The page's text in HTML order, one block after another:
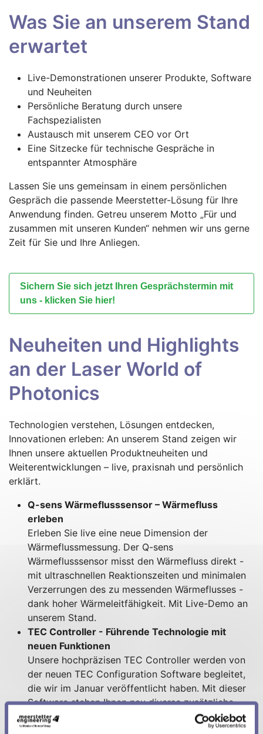
Was Sie an unserem Stand
erwartet
Live-Demonstrationen unserer Produkte, Software
und Neuheiten
Persönliche Beratung durch unsere
Fachspezialisten
Austausch mit unserem CEO vor Ort
Eine Sitzecke für technische Gespräche in
entspannter Atmosphäre
Lassen Sie uns gemeinsam in einem persönlichen
Gespräch die passende Meerstetter-Lösung für Ihre
Anwendung finden. Getreu unserem Motto „Für und
zusammen mit unseren Kunden“ nehmen wir uns gerne
Zeit für Sie und Ihre Anliegen.
Sichern Sie sich jetzt Ihren Gesprächstermin mit
uns - klicken Sie hier!
Neuheiten und Highlights
an der Laser World of
Photonics
Technologien verstehen, Lösungen entdecken,
Innovationen erleben: An unserem Stand zeigen wir
Ihnen unsere aktuellen Produktneuheiten und
Weiterentwicklungen – live, praxisnah und persönlich
erklärt.
Q-sens Wärmeflusssensor – Wärmefluss
erleben
Erleben Sie live eine neue Dimension der
Wärmeflussmessung. Der Q-sens
Wärmeflusssensor misst den Wärmefluss direkt -
mit ultraschnellen Reaktionszeiten und minimalen
Verzerrungen des zu messenden Wärmeflusses -
dank hoher Wärmeleitfähigkeit. Mit Live-Demo an
unserem Stand.
TEC Controller - Führende Technologie mit
neuen Funktionen
Unsere hochpräzisen TEC Controller werden von
der neuen TEC Configuration Software begleitet,
die wir im Januar veröffentlicht haben. Mit dieser
Software stehen Ihnen neu diverse zusätzliche
Features wie
Treiber-Kanal Splitting (aus einem
Kanal können zwei unipolare Kanäle gemacht